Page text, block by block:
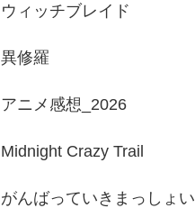
ウィッチブレイド
異修羅
アニメ感想_2026
Midnight Crazy Trail
がんばっていきまっしょい